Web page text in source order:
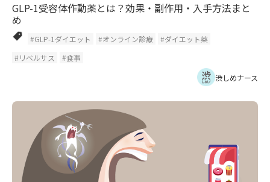
GLP-1受容体作動薬とは？効果・副作用・入手方法まと
め
#GLP-1ダイエット #オンライン診療
#ダイエット薬
#リベルサス
#食事
渋しめナース